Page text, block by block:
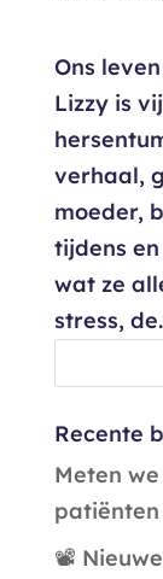
Ons
Lizzy is
verhaal,
moeder,
tijdens
wat ze
stress,
Recente
Meten
📽️